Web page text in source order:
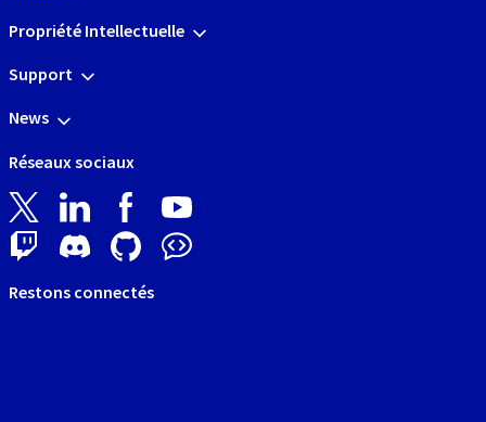
Propriété Intellectuelle
Support
News
Réseaux sociaux
Restons connectés